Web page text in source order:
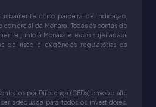
como parceira de indicação,
da Monaxa. Todas as contas de
junto à Monaxa e estão sujeitas aos
de risco e exigências regulatórias da
por Diferença (CFDs) envolve alto
adequada para todos os investidores.